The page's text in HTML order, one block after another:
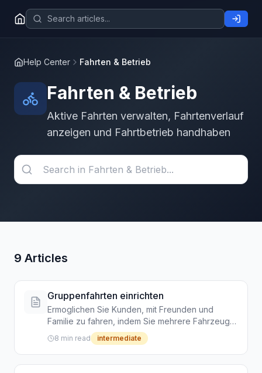
Help Center Fahrten & Betrieb
Fahrten & Betrieb
Aktive Fahrten verwalten, Fahrtenverlauf
anzeigen und Fahrtbetrieb handhaben
9 Articles
Gruppenfahrten einrichten
Ermoglichen Sie Kunden, mit Freunden und
Familie zu fahren, indem Sie mehrere Fahrzeuge
in einer Sitzung entsperren - Pakete teilen und
Gruppenausfluge vereinfachen
8 min read intermediate